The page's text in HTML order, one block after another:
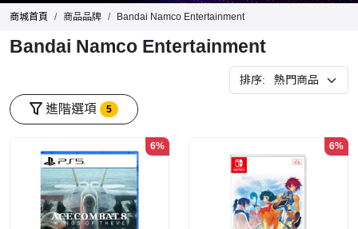
商城首頁 商品品牌 Bandai Namco Entertainment
Bandai Namco Entertainment
排序:
進階選項 5
6% 6%